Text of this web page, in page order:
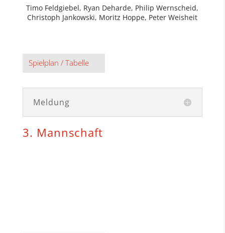
Timo Feldgiebel, Ryan Deharde, Philip Wernscheid,
Christoph Jankowski, Moritz Hoppe, Peter Weisheit
Spielplan / Tabelle
Meldung
3. Mannschaft